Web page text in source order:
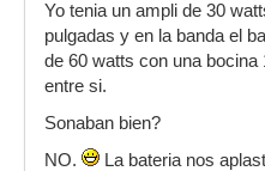
Yo tenia un ampli de 30
pulgadas y en la banda el
de 60 watts con una bocina
entre si.
Sonaban bien?
NO.
La bateria nos